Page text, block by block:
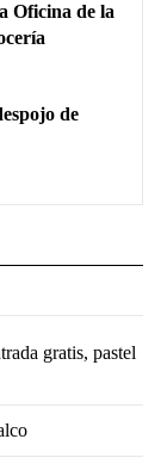
Oficina de la
de
gratis, pastel